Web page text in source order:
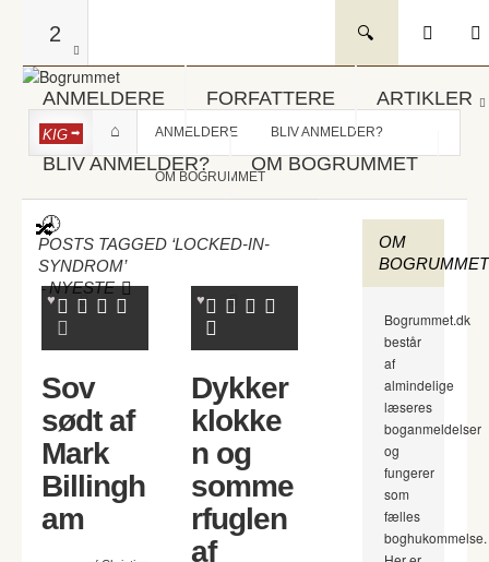
2
ANMELDERE FORFATTERE ARTIKLER
BLIV ANMELDER? OM BOGRUMMET
KIG ANMELDERE BLIV ANMELDER?
OM BOGRUMMET
POSTS TAGGED ‘LOCKED-IN-
SYNDROM’
-NYESTE
Sov
sødt af
Mark
Billingh
am
Dykker
klokke
n og
somme
rfuglen
af
OM
BOGRUMMET
Bogrummet.dk
består
af
almindelige
læseres
boganmeldelser
og
fungerer
som
fælles
boghukommelse.